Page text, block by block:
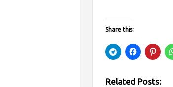
Share this:
Related Posts: